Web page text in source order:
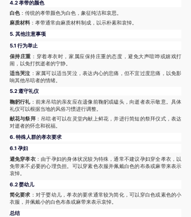
4.2 孝带的颜色
白色：传统的孝带颜色为白色，象征纯洁和哀思。
麻质材料：孝带通常由麻质材料制成，以示朴素和哀悼。
5. 其他注意事项
5.1 行为举止
保持庄重 ：穿着孝衣时，家属应保持庄重的态度，避免大声喧哗或嬉戏打
闹，以免打扰逝者的宁静。
适当哭泣 ：家属可以适当哭泣，表达内心的悲痛，但不宜过度悲痛，以免影
响其他吊唁者的情绪。
5.2 遵守礼仪
鞠躬行礼：前来吊唁的亲友应在遗像前鞠躬或磕头，向逝者表示敬意。具体
礼仪可以根据当地的风俗习惯进行调整。
献花与祭拜：吊唁者可以在灵堂内献上鲜花，并进行简短的祭拜仪式，表达
对逝者的怀念和祝福。
6. 特殊人群的孝衣要求
6.1 孕妇
避免穿孝衣：由于孕妇的身体状况较为特殊，通常不建议孕妇穿全孝衣，以
免带来不必要的心理负担。可以穿素色衣服并佩戴白色的布条或麻带来表示
哀悼。
6.2 婴幼儿
简化要求 ：对于婴幼儿，孝衣的要求通常较为简化，可以穿白色或素色的小
衣服，并佩戴小的白色布条或麻带来表示哀悼。
总结